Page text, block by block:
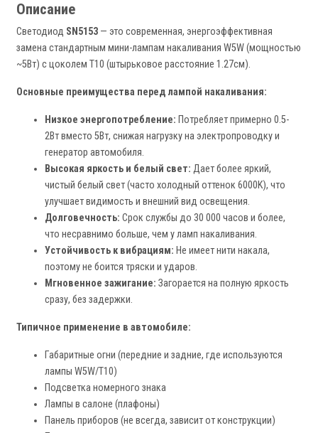
Описание
Светодиод SN5153 — это современная, энергоэффективная
замена стандартным мини-лампам накаливания W5W (мощностью
~5Вт) с цоколем T10 (штырьковое расстояние 1.27см).
Основные преимущества перед лампой накаливания:
Низкое энергопотребление: Потребляет примерно 0.5-
2Вт вместо 5Вт, снижая нагрузку на электропроводку и
генератор автомобиля.
Высокая яркость и белый свет: Дает более яркий,
чистый белый свет (часто холодный оттенок 6000K), что
улучшает видимость и внешний вид освещения.
Долговечность: Срок службы до 30 000 часов и более,
что несравнимо больше, чем у ламп накаливания.
Устойчивость к вибрациям: Не имеет нити накала,
поэтому не боится тряски и ударов.
Мгновенное зажигание: Загорается на полную яркость
сразу, без задержки.
Типичное применение в автомобиле:
Габаритные огни (передние и задние, где используются
лампы W5W/T10)
Подсветка номерного знака
Лампы в салоне (плафоны)
Панель приборов (не всегда, зависит от конструкции)